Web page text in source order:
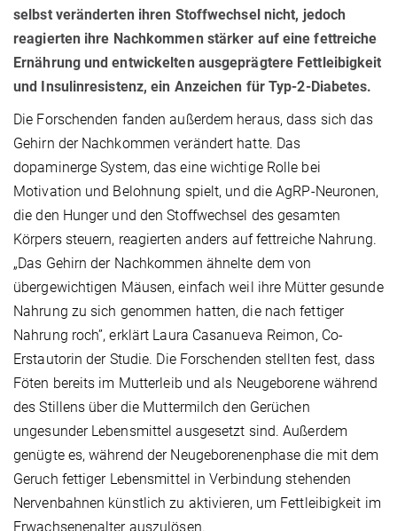
selbst veränderten ihren Stoffwechsel nicht, jedoch
reagierten ihre Nachkommen stärker auf eine fettreiche
Ernährung und entwickelten ausgeprägtere Fettleibigkeit
und Insulinresistenz, ein Anzeichen für Typ-2-Diabetes.
Die Forschenden fanden außerdem heraus, dass sich das
Gehirn der Nachkommen verändert hatte. Das
dopaminerge System, das eine wichtige Rolle bei
Motivation und Belohnung spielt, und die AgRP-Neuronen,
die den Hunger und den Stoffwechsel des gesamten
Körpers steuern, reagierten anders auf fettreiche Nahrung.
„Das Gehirn der Nachkommen ähnelte dem von
übergewichtigen Mäusen, einfach weil ihre Mütter gesunde
Nahrung zu sich genommen hatten, die nach fettiger
Nahrung roch”, erklärt Laura Casanueva Reimon, Co-
Erstautorin der Studie. Die Forschenden stellten fest, dass
Föten bereits im Mutterleib und als Neugeborene während
des Stillens über die Muttermilch den Gerüchen
ungesunder Lebensmittel ausgesetzt sind. Außerdem
genügte es, während der Neugeborenenphase die mit dem
Geruch fettiger Lebensmittel in Verbindung stehenden
Nervenbahnen künstlich zu aktivieren, um Fettleibigkeit im
Erwachsenenalter auszulösen.